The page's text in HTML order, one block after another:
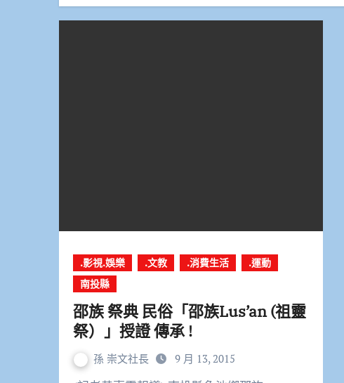
.影視.娛樂 .文教 .消費生活
.運動
南投縣
邵族 祭典 民俗「邵族Lus’an (祖靈
祭）」授證 傳承 !
孫 崇文社長 9 月 13, 2015